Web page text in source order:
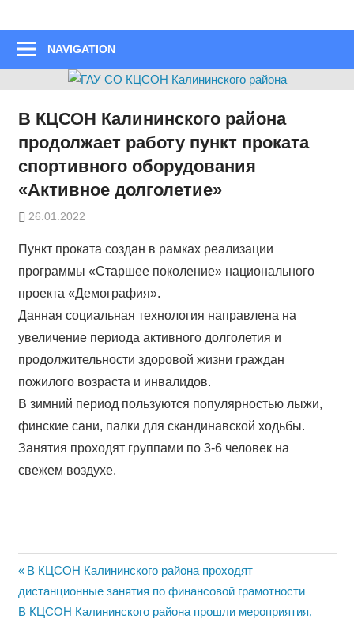
NAVIGATION
В КЦСОН Калининского района
продолжает работу пункт проката
спортивного оборудования
«Активное долголетие»
26.01.2022
Пункт проката создан в рамках реализации
программы «Старшее поколение» национального
проекта «Демография».
Данная социальная технология направлена на
увеличение периода активного долголетия и
продолжительности здоровой жизни граждан
пожилого возраста и инвалидов.
В зимний период пользуются популярностью лыжи,
финские сани, палки для скандинавской ходьбы.
Занятия проходят группами по 3-6 человек на
свежем воздухе.
Навигация
по
Previous
Post:
В КЦСОН Калининского района проходят
дистанционные занятия по финансовой грамотности
Next
В КЦСОН Калининского района прошли мероприятия,